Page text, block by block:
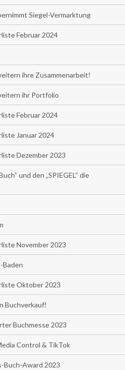
Siegel-Vermarktung
Februar 2024
ihre Zusammenarbeit!
ihr Portfolio
Februar 2024
Januar 2024
Dezember 2023
und den „SPIEGEL“ die
November 2023
Baden
Oktober 2023
Buchverkauf!
Buchmesse 2023
Control & TikTok
Buch-Award 2023